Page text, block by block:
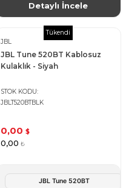
Detaylı İncele
Tükendi
JBL
JBL Tune 520BT Kablosuz
Kulaklık - Siyah
STOK KODU
JBLT520BTBLK
0,00 $
0,00 ₺
JBL Tune 520BT